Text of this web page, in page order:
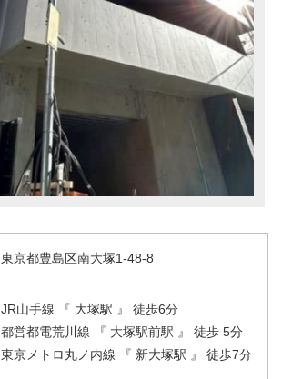
東京都豊島区南大塚1-48-8
JR山手線 『 大塚駅 』 徒歩6分
都営都電荒川線 『 大塚駅前駅 』 徒歩 5分
東京メトロ丸ノ内線 『 新大塚駅 』 徒歩7分